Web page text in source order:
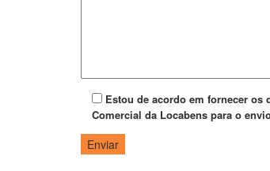
Estou de acordo em fornecer os
Comercial da Locabens para o